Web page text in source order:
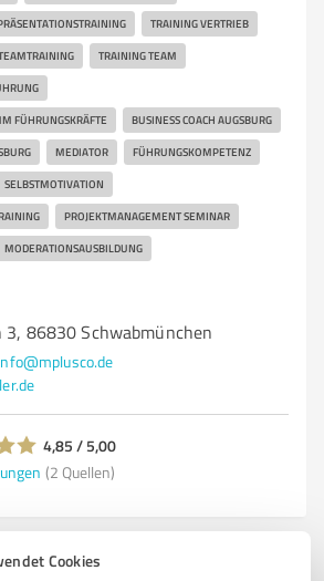
Cookies
TRAINING VERTRIEB
TRAINING TEAM
FÜHRUNGSKRÄFTE BUSINESS COACH AUGSBURG
MEDIATOR FÜHRUNGSKOMPETENZ
SELBSTMOTIVATION
PROJEKTMANAGEMENT SEMINAR
MODERATIONSAUSBILDUNG
3, 86830 Schwabmünchen
4,85 / 5,00
(2 Quellen)